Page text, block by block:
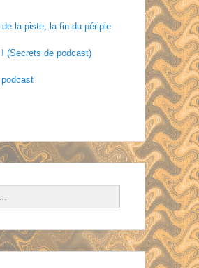
la piste, la fin du périple
(Secrets de podcast)